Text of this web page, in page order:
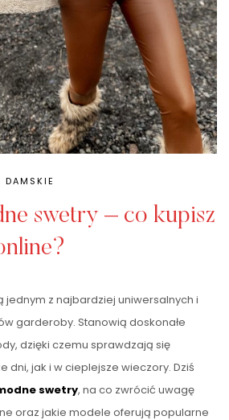
DAMSKIE
swetry – co kupisz
jednym z najbardziej uniwersalnych i
garderoby. Stanowią doskonałe
dzięki czemu sprawdzają się
dni, jak i w cieplejsze wieczory. Dziś
swetry, na co zwrócić uwagę
oraz jakie modele oferują popularne